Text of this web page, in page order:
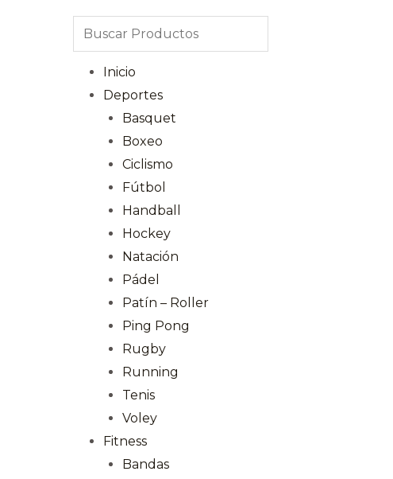
Inicio
Deportes
Basquet
Boxeo
Ciclismo
Fútbol
Handball
Hockey
Natación
Pádel
Patín – Roller
Ping Pong
Rugby
Running
Tenis
Voley
Fitness
Bandas